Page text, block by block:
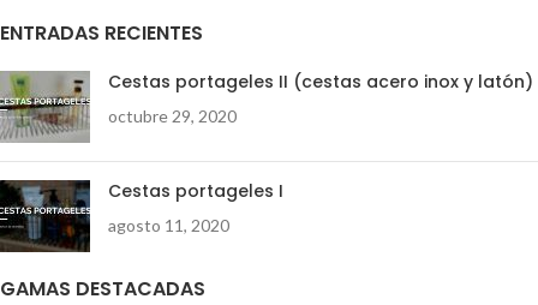
ENTRADAS RECIENTES
Cestas portageles II (cestas acero inox y latón)
octubre 29, 2020
Cestas portageles I
agosto 11, 2020
GAMAS DESTACADAS